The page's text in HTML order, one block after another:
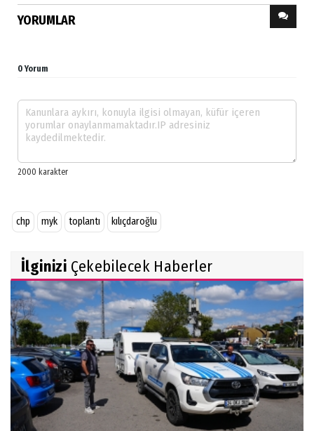
YORUMLAR
0 Yorum
chp myk toplantı kılıçdaroğlu
İlginizi Çekebilecek Haberler